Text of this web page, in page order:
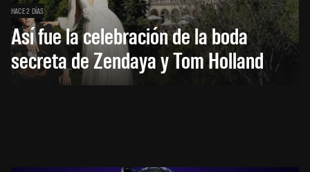
HACE 2 DÍAS
Así fue la celebración de la boda
secreta de Zendaya y Tom Holland